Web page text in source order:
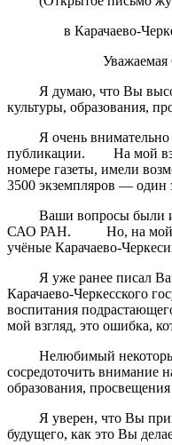
в Карачаево-
Уважаемая
Я думаю, что Вы
культуры, образования,
Я очень внимательно
публикации. На мой
номере газеты, имели
3500 экземпляров — один
Ваши вопросы были
САО РАН. Но, на мой
учёные Карачаево-
Я уже ранее писал Вам
Карачаево-Черкесского
воспитания
мой взгляд, это ошибка,
Нелюбимый некоторыми
сосредоточить внимание
образования,
Я уверен, что Вы
будущего, как это Вы